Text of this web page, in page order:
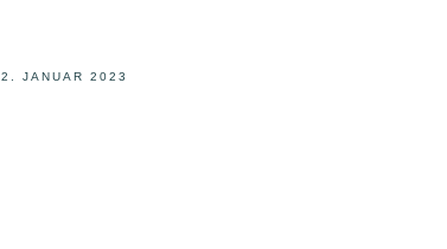
2. JANUAR 2023